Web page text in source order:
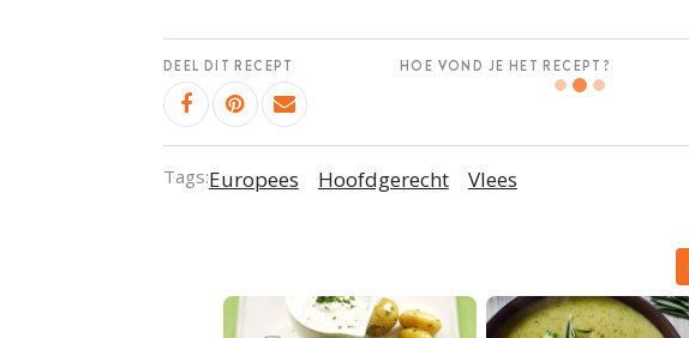
DEEL DIT RECEPT HOE VOND JE HET RECEPT?
Tags:Europees Hoofdgerecht Vlees